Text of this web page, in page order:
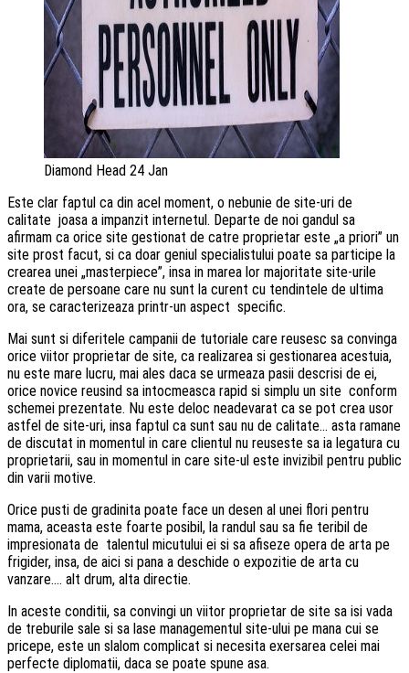
Diamond Head 24 Jan
Este clar faptul ca din acel moment, o nebunie de site-uri de
calitate joasa a impanzit internetul. Departe de noi gandul sa
afirmam ca orice site gestionat de catre proprietar este „a priori” un
site prost facut, si ca doar geniul specialistului poate sa participe la
crearea unei „masterpiece”, insa in marea lor majoritate site-urile
create de persoane care nu sunt la curent cu tendintele de ultima
ora, se caracterizeaza printr-un aspect specific.
Mai sunt si diferitele campanii de tutoriale care reusesc sa convinga
orice viitor proprietar de site, ca realizarea si gestionarea acestuia,
nu este mare lucru, mai ales daca se urmeaza pasii descrisi de ei,
orice novice reusind sa intocmeasca rapid si simplu un site conform
schemei prezentate. Nu este deloc neadevarat ca se pot crea usor
astfel de site-uri, insa faptul ca sunt sau nu de calitate… asta ramane
de discutat in momentul in care clientul nu reuseste sa ia legatura cu
proprietarii, sau in momentul in care site-ul este invizibil pentru public
din varii motive.
Orice pusti de gradinita poate face un desen al unei flori pentru
mama, aceasta este foarte posibil, la randul sau sa fie teribil de
impresionata de talentul micutului ei si sa afiseze opera de arta pe
frigider, insa, de aici si pana a deschide o expozitie de arta cu
vanzare…. alt drum, alta directie.
In aceste conditii, sa convingi un viitor proprietar de site sa isi vada
de treburile sale si sa lase managementul site-ului pe mana cui se
pricepe, este un slalom complicat si necesita exersarea celei mai
perfecte diplomatii, daca se poate spune asa.